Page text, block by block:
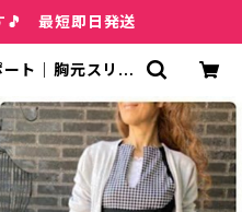
🎵 最短即日発送
ト｜胸元スリッ
ク＆千鳥格子(12)
ッション＆ジュ
Bone VIP